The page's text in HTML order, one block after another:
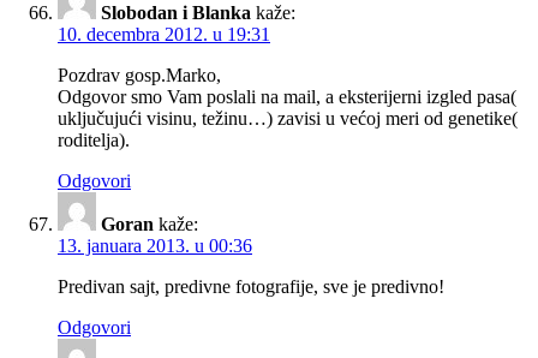
Slobodan i Blanka kaže:
10. decembra 2012. u 19:31
Pozdrav gosp.Marko,
Odgovor smo Vam poslali na mail, a eksterijerni izgled pasa(
uključujući visinu, težinu…) zavisi u većoj meri od genetike(
roditelja).
Odgovori
Goran kaže:
13. januara 2013. u 00:36
Predivan sajt, predivne fotografije, sve je predivno!
Odgovori